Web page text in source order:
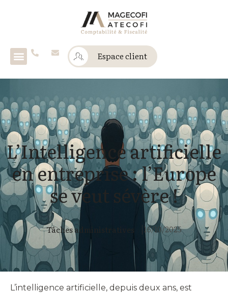
Espace client
L’Intelligence artificielle
en entreprise : l’Europe
se veut sévère !
16/10/2025
Tâches administratives
L’intelligence artificielle, depuis deux ans, est